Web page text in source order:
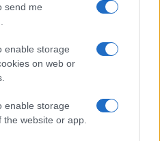
send me
enable storage
on web or
enable storage
website or app.
Yaroch aangeklaagd voor